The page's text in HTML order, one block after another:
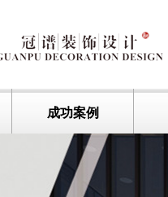
成功案例